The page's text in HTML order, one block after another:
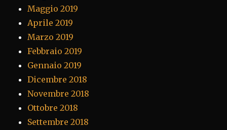
Maggio 2019
Aprile 2019
Marzo 2019
Febbraio 2019
Gennaio 2019
Dicembre 2018
Novembre 2018
Ottobre 2018
Settembre 2018